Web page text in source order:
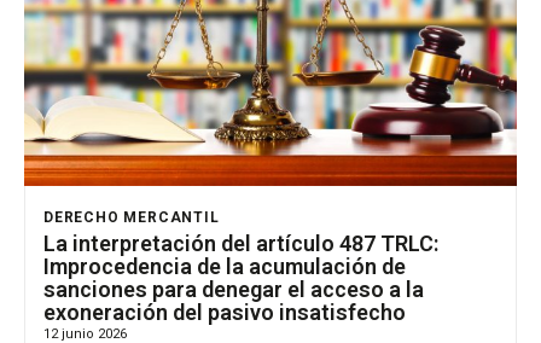
DERECHO MERCANTIL
La interpretación del artículo 487 TRLC:
Improcedencia de la acumulación de
sanciones para denegar el acceso a la
exoneración del pasivo insatisfecho
12 junio 2026